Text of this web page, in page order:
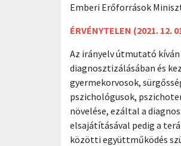
Emberi Erőforrások
ÉRVÉNYTELEN (2021. 12.
Az irányelv útmutató
diagnosztizálásában és
gyermekorvosok,
pszichológusok,
növelése, ezáltal a
elsajátításával pedig a
közötti együttműködés